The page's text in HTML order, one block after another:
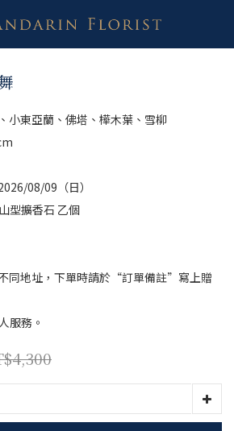
小東亞蘭、佛塔、樺木葉、雪柳
08/09（日）
型擴香石 乙個
同地址，下單時請於“訂單備註”寫上贈
服務。